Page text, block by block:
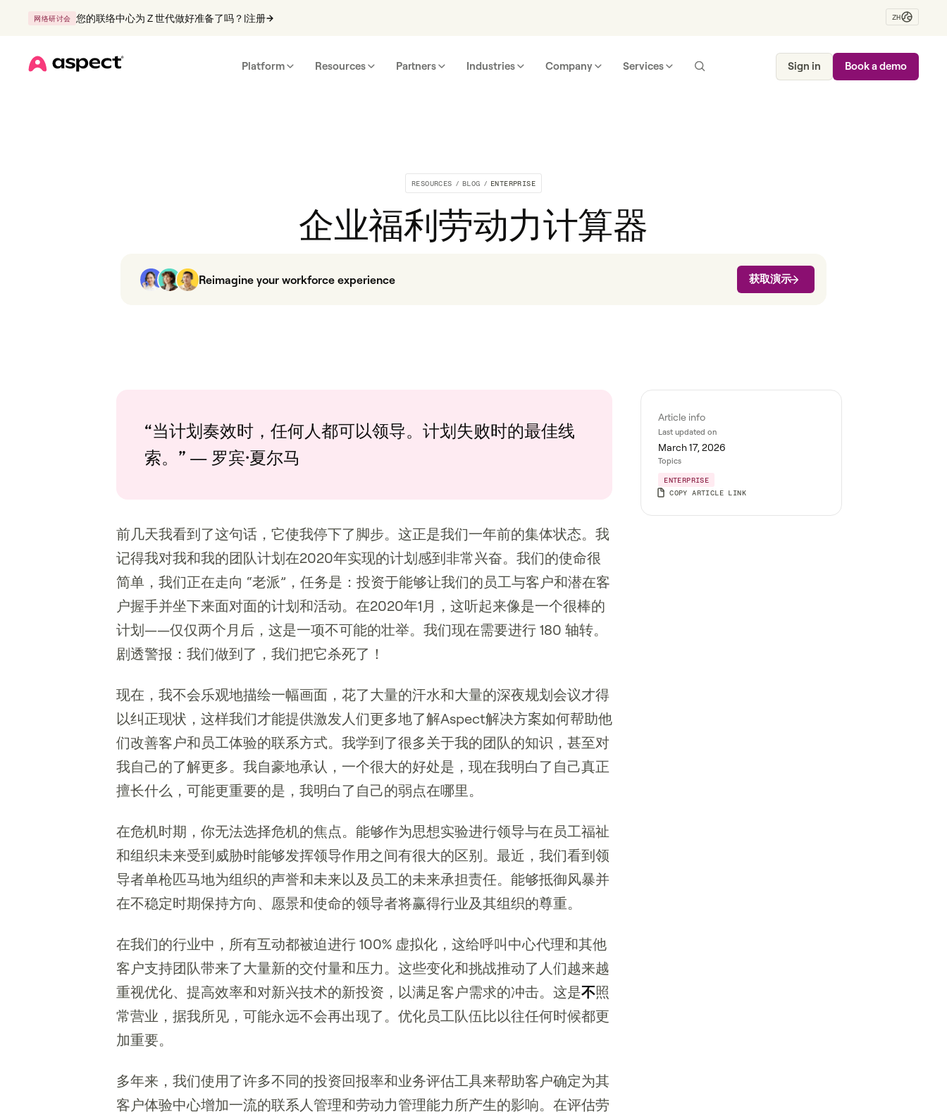
网络研讨会 您的联络中心为 Z 世代做好准备了吗？ |注册 ZH
Platform Resources Partners Industries Company Services Sign in Book a demo
RESOURCES / BLOG / ENTERPRISE
企业福利劳动力计算器
Reimagine your workforce experience 获取演示
“当计划奏效时，任何人都可以领导。计划失败时的最佳线
索。” — 罗宾·夏尔马
前几天我看到了这句话，它使我停下了脚步。这正是我们一年前的集体状态。我
记得我对我和我的团队计划在2020年实现的计划感到非常兴奋。我们的使命很
简单，我们正在走向 “老派”，任务是：投资于能够让我们的员工与客户和潜在客
户握手并坐下来面对面的计划和活动。在2020年1月，这听起来像是一个很棒的
计划——仅仅两个月后，这是一项不可能的壮举。我们现在需要进行 180 轴转。
剧透警报：我们做到了，我们把它杀死了！
现在，我不会乐观地描绘一幅画面，花了大量的汗水和大量的深夜规划会议才得
以纠正现状，这样我们才能提供激发人们更多地了解Aspect解决方案如何帮助他
们改善客户和员工体验的联系方式。我学到了很多关于我的团队的知识，甚至对
我自己的了解更多。我自豪地承认，一个很大的好处是，现在我明白了自己真正
擅长什么，可能更重要的是，我明白了自己的弱点在哪里。
在危机时期，你无法选择危机的焦点。能够作为思想实验进行领导与在员工福祉
和组织未来受到威胁时能够发挥领导作用之间有很大的区别。最近，我们看到领
导者单枪匹马地为组织的声誉和未来以及员工的未来承担责任。能够抵御风暴并
在不稳定时期保持方向、愿景和使命的领导者将赢得行业及其组织的尊重。
在我们的行业中，所有互动都被迫进行 100% 虚拟化，这给呼叫中心代理和其他
客户支持团队带来了大量新的交付量和压力。这些变化和挑战推动了人们越来越
重视优化、提高效率和对新兴技术的新投资，以满足客户需求的冲击。这是不照
常营业，据我所见，可能永远不会再出现了。优化员工队伍比以往任何时候都更
加重要。
多年来，我们使用了许多不同的投资回报率和业务评估工具来帮助客户确定为其
客户体验中心增加一流的联系人管理和劳动力管理能力所产生的影响。在评估劳
Article info
Last updated on
March 17, 2026
Topics
ENTERPRISE
COPY ARTICLE LINK